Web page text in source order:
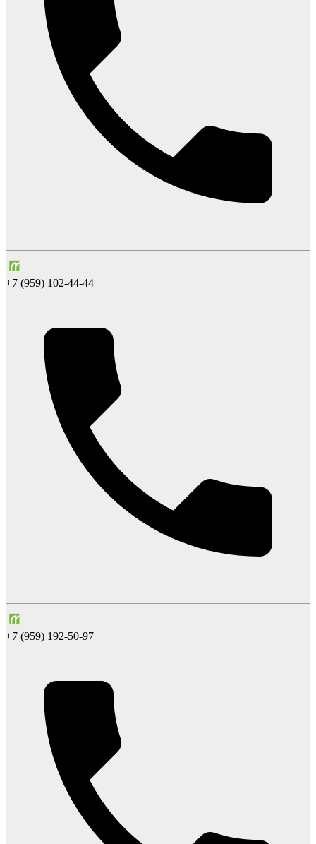
+7 (959) 102-44-44
+7 (959) 192-50-97